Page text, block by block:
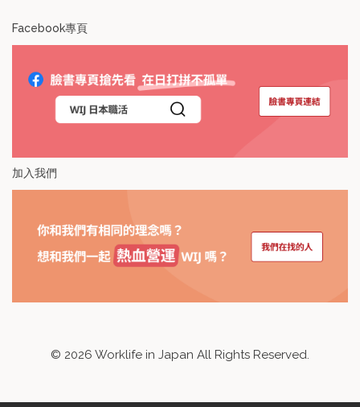
Facebook專頁
加入我們
© 2026 Worklife in Japan All Rights Reserved.